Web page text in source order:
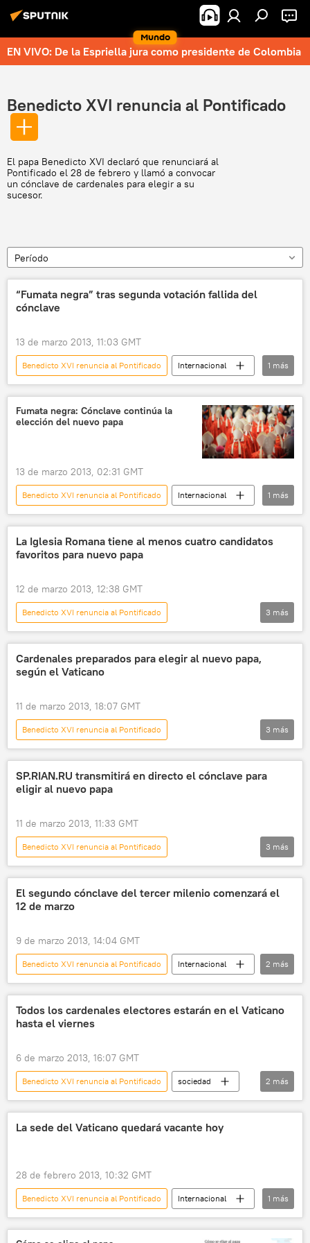
Mundo
EN VIVO: De la Espriella jura como presidente de Colombia
Benedicto XVI renuncia al Pontificado
El papa Benedicto XVI declaró que renunciará al
Pontificado el 28 de febrero y llamó a convocar
un cónclave de cardenales para elegir a su
sucesor.
Período
“Fumata negra” tras segunda votación fallida del
cónclave
13 de marzo 2013, 11:03 GMT
Benedicto XVI renuncia al Pontificado
Internacional
noticias
1 más
Fumata negra: Cónclave continúa la
elección del nuevo papa
13 de marzo 2013, 02:31 GMT
Benedicto XVI renuncia al Pontificado
Internacional
noticias
1 más
La Iglesia Romana tiene al menos cuatro candidatos
favoritos para nuevo papa
12 de marzo 2013, 12:38 GMT
Benedicto XVI renuncia al Pontificado
El arzobispo de Buenos Aires elegido nuevo papa
Internacional
noticias
3 más
Cardenales preparados para elegir al nuevo papa,
según el Vaticano
11 de marzo 2013, 18:07 GMT
Benedicto XVI renuncia al Pontificado
El arzobispo de Buenos Aires elegido nuevo papa
Internacional
noticias
3 más
SP.RIAN.RU transmitirá en directo el cónclave para
eligir al nuevo papa
11 de marzo 2013, 11:33 GMT
Benedicto XVI renuncia al Pontificado
El arzobispo de Buenos Aires elegido nuevo papa
Internacional
noticias
3 más
El segundo cónclave del tercer milenio comenzará el
12 de marzo
9 de marzo 2013, 14:04 GMT
Benedicto XVI renuncia al Pontificado
Internacional
sociedad
noticias
2 más
Todos los cardenales electores estarán en el Vaticano
hasta el viernes
6 de marzo 2013, 16:07 GMT
Benedicto XVI renuncia al Pontificado
sociedad
Internacional
noticias
2 más
La sede del Vaticano quedará vacante hoy
28 de febrero 2013, 10:32 GMT
Benedicto XVI renuncia al Pontificado
Internacional
noticias
1 más